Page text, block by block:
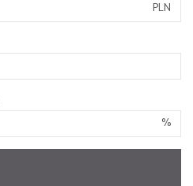
PLN
%